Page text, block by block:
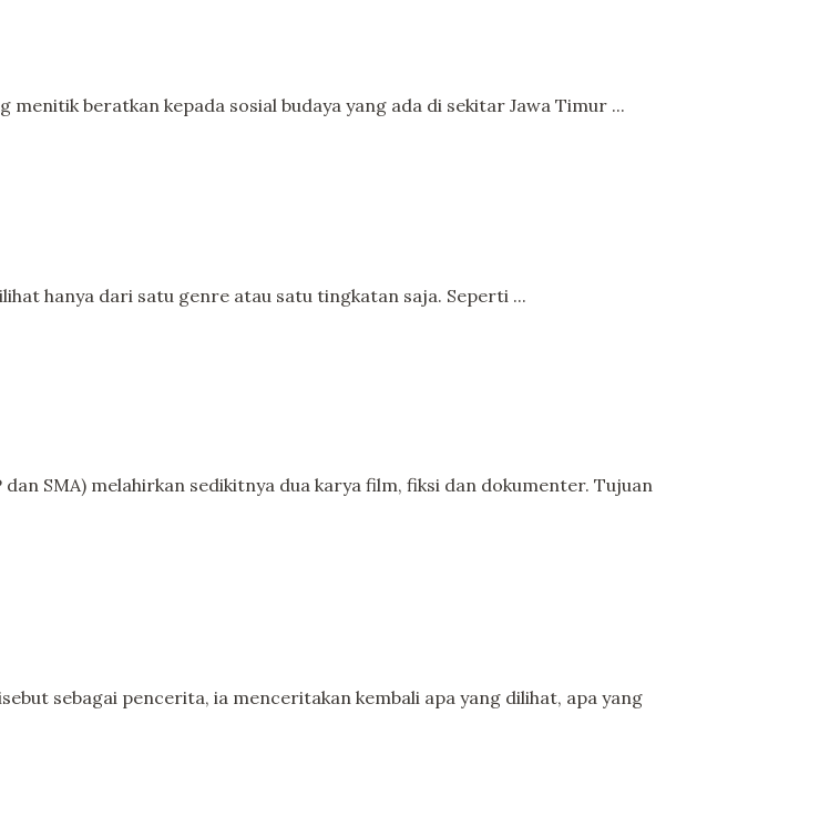
menitik beratkan kepada sosial budaya yang ada di sekitar Jawa Timur ...
hanya dari satu genre atau satu tingkatan saja. Seperti ...
SMA) melahirkan sedikitnya dua karya film, fiksi dan dokumenter. Tujuan
sebagai pencerita, ia menceritakan kembali apa yang dilihat, apa yang